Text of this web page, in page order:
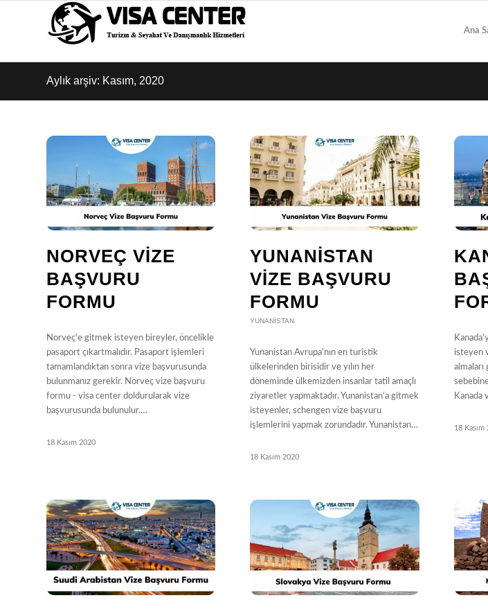
Ana
Aylık arşiv: Kasım, 2020
NORVEÇ VIZE
BAŞVURU
FORMU
Norveç'e gitmek isteyen bireyler, öncelikle
pasaport çıkartmalıdır. Pasaport işlemleri
tamamlandıktan sonra vize başvurusunda
bulunmanız gerekir. Norveç vize başvuru
formu - visa center doldurularak vize
başvurusunda bulunulur.…
18 Kasım 2020
YUNANISTAN
VIZE BAŞVURU
FORMU
YUNANISTAN
Yunanistan Avrupa’nın en turistik
ülkelerinden birisidir ve yılın her
döneminde ülkemizden insanlar tatil amaçlı
ziyaretler yapmaktadır. Yunanistan’a gitmek
isteyenler, schengen vize başvuru
işlemlerini yapmak zorundadır. Yunanistan…
18 Kasım 2020
isteyen
Kanada
18 Kasım